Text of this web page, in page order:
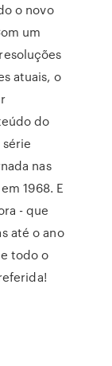
o novo
um
atuais, o
do
nas
1968. E
- que
até o ano
todo o